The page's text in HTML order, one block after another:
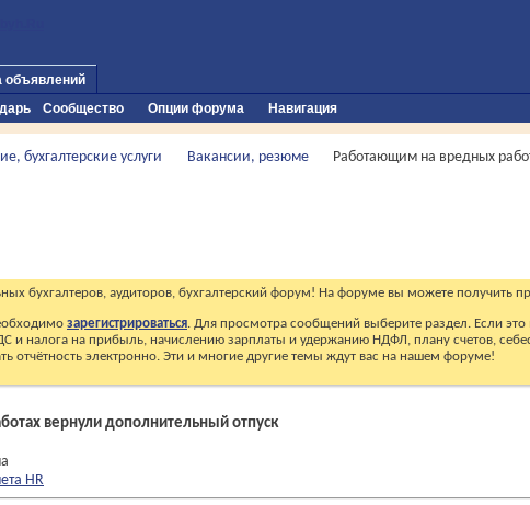
Сообщество Опции форума Навигация
объявлений
бухгалтерские услуги Вакансии, резюме Работающим на вредных
бухгалтеров, аудиторов, бухгалтерский форум! На форуме вы можете получить
зарегистрироваться. Для просмотра сообщений выберите раздел. Если
и налога на прибыль, начислению зарплаты и удержанию НДФЛ, плану счетов,
отчётность электронно. Эти и многие другие темы ждут вас на нашем форуме!
вернули дополнительный отпуск